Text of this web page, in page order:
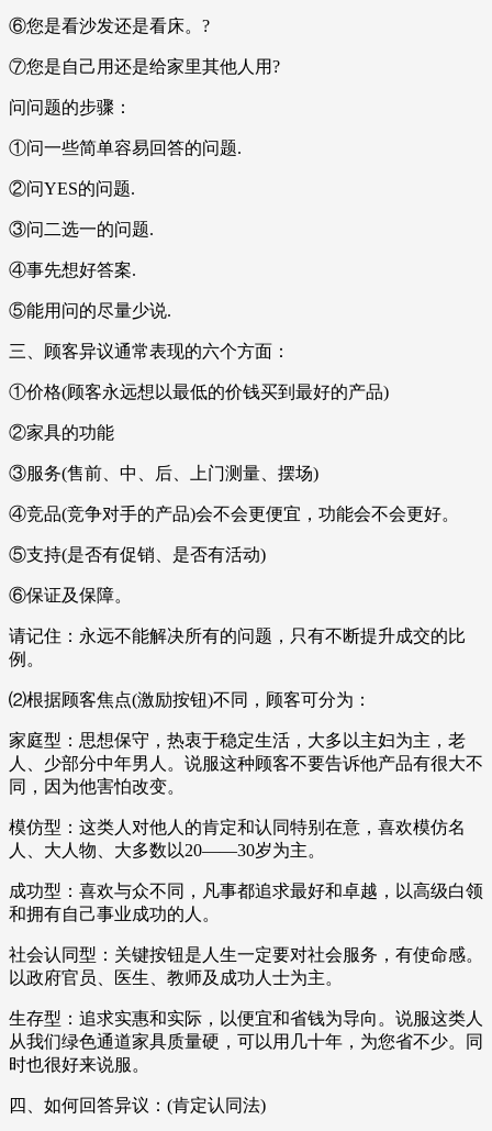
⑥您是看沙发还是看床。?
⑦您是自己用还是给家里其他人用?
问问题的步骤：
①问一些简单容易回答的问题.
②问YES的问题.
③问二选一的问题.
④事先想好答案.
⑤能用问的尽量少说.
三、顾客异议通常表现的六个方面：
①价格(顾客永远想以最低的价钱买到最好的产品)
②家具的功能
③服务(售前、中、后、上门测量、摆场)
④竞品(竞争对手的产品)会不会更便宜，功能会不会更好。
⑤支持(是否有促销、是否有活动)
⑥保证及保障。
请记住：永远不能解决所有的问题，只有不断提升成交的比
例。
⑵根据顾客焦点(激励按钮)不同，顾客可分为：
家庭型：思想保守，热衷于稳定生活，大多以主妇为主，老
人、少部分中年男人。说服这种顾客不要告诉他产品有很大不
同，因为他害怕改变。
模仿型：这类人对他人的肯定和认同特别在意，喜欢模仿名
人、大人物、大多数以20——30岁为主。
成功型：喜欢与众不同，凡事都追求最好和卓越，以高级白领
和拥有自己事业成功的人。
社会认同型：关键按钮是人生一定要对社会服务，有使命感。
以政府官员、医生、教师及成功人士为主。
生存型：追求实惠和实际，以便宜和省钱为导向。说服这类人
从我们绿色通道家具质量硬，可以用几十年，为您省不少。同
时也很好来说服。
四、如何回答异议：(肯定认同法)